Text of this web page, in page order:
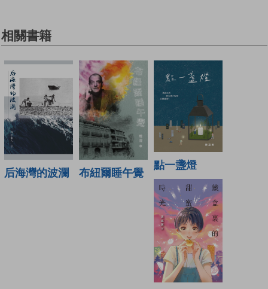
相關書籍
后海灣的波瀾 布紐爾睡午覺
點一盞燈